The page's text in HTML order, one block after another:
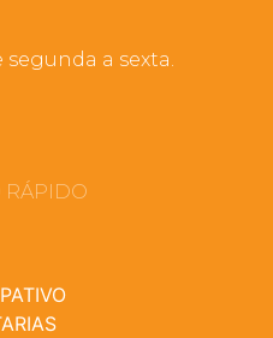
segunda a sexta.
RÁPIDO